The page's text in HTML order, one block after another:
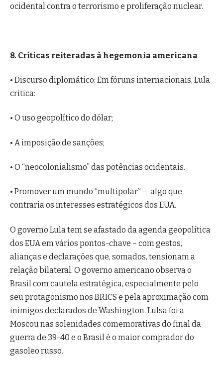
ocidental contra o terrorismo e proliferação nuclear.
8. Críticas reiteradas à hegemonia americana
• Discurso diplomático: Em fóruns internacionais, Lula
critica:
• O uso geopolítico do dólar;
• A imposição de sanções;
• O “neocolonialismo” das potências ocidentais.
• Promover um mundo “multipolar” — algo que
contraria os interesses estratégicos dos EUA.
O governo Lula tem se afastado da agenda geopolítica
dos EUA em vários pontos-chave – com gestos,
alianças e declarações que, somados, tensionam a
relação bilateral. O governo americano observa o
Brasil com cautela estratégica, especialmente pelo
seu protagonismo nos BRICS e pela aproximação com
inimigos declarados de Washington. Lulsa foi a
Moscou nas solenidades comemorativas do final da
guerra de 39-40 e o Brasil é o maior comprador do
gasoleo russo.